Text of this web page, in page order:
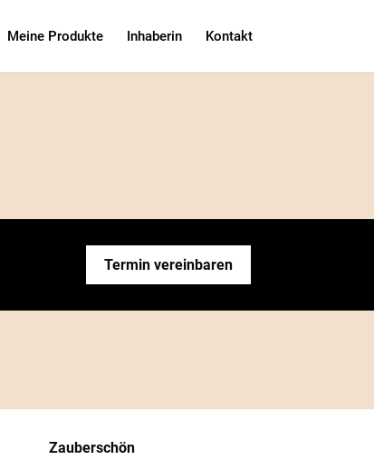
Meine Produkte Inhaberin Kontakt
Termin vereinbaren
Zauberschön